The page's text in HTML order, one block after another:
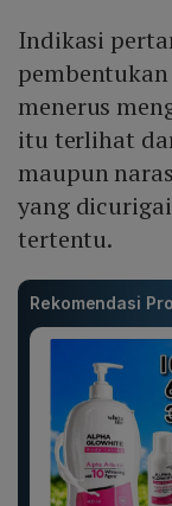
Indikasi
menerus
itu terlihat
maupun
yang
tertentu.
Rekomendasi